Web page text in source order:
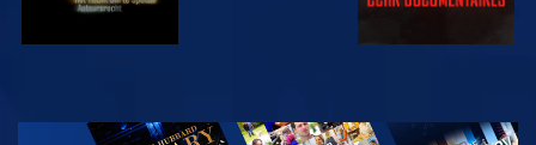
KIJK
VERKEN DE